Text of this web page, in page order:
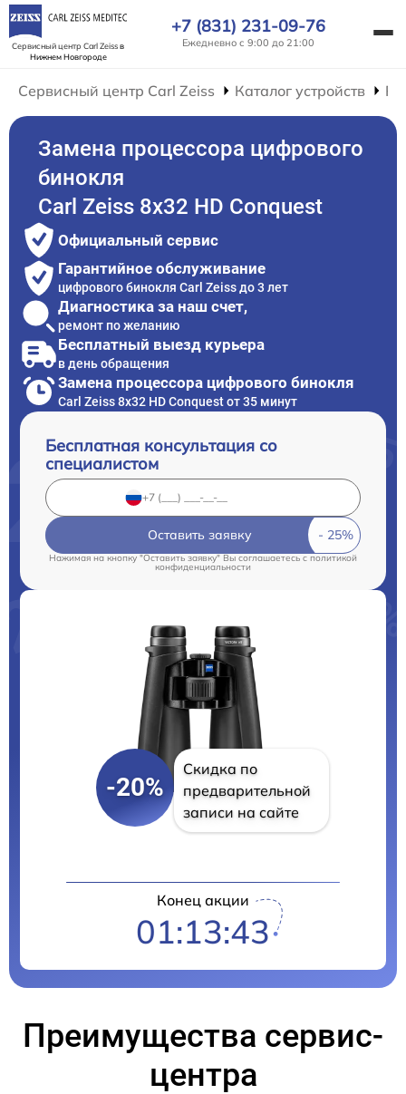
Сервисный центр Carl Zeissв
Нижнем Новгороде
+7 (831) 231-09-76
Ежедневно с 9:00 до 21:00
Сервисный центр Carl Zeiss Каталог устройств
Замена процессора цифрового
бинокля
Carl Zeiss 8x32 HD Conquest
Официальный сервис
Гарантийное обслуживание
цифрового бинокля Carl Zeiss до 3 лет
Диагностика за наш счет,
ремонт по желанию
Бесплатный выезд курьера
в день обращения
Замена процессора цифрового бинокля
Carl Zeiss 8x32 HD Conquest от 35 минут
Бесплатная консультация со
специалистом
Оставить заявку
Нажимая на кнопку "Оставить заявку" Вы соглашаетесь cполитикой
конфиденциальности
-20%
Скидка по
предварительной
записи на сайте
Конец акции
01:13:42
Преимущества сервис-
центра